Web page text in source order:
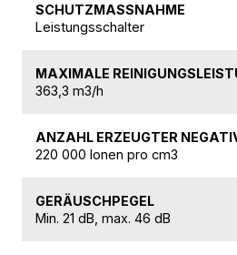
SCHUTZMASSNAHME
Leistungsschalter
MAXIMALE
363,3 m3/h
ANZAHL ERZEUGTER
220 000 Ionen pro cm3
GERÄUSCHPEGEL
Min. 21 dB, max. 46 dB